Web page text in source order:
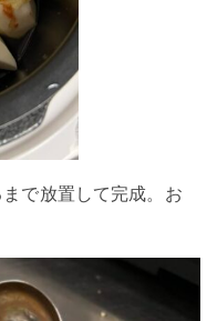
で放置して完成。お